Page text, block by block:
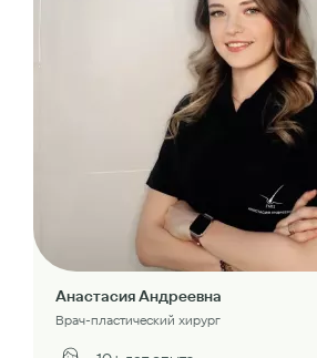
Анастасия Андреевна
Врач-пластический хирург